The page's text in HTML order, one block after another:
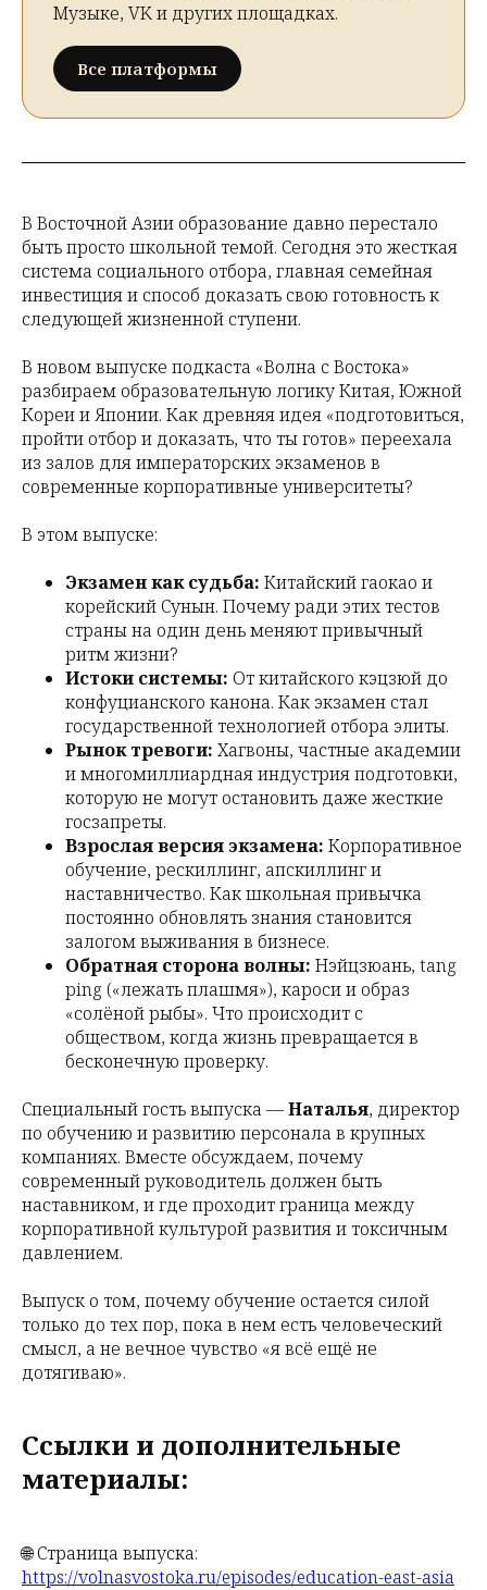
Музыке, VK и других площадках.
Все платформы
В Восточной Азии образование давно перестало
быть просто школьной темой. Сегодня это жесткая
система социального отбора, главная семейная
инвестиция и способ доказать свою готовность к
следующей жизненной ступени.
В новом выпуске подкаста «Волна с Востока»
разбираем образовательную логику Китая, Южной
Кореи и Японии. Как древняя идея «подготовиться,
пройти отбор и доказать, что ты готов» переехала
из залов для императорских экзаменов в
современные корпоративные университеты?
В этом выпуске:
Экзамен как судьба: Китайский гаокао и
корейский Сунын. Почему ради этих тестов
страны на один день меняют привычный
ритм жизни?
Истоки системы: От китайского кэцзюй до
конфуцианского канона. Как экзамен стал
государственной технологией отбора элиты.
Рынок тревоги: Хагвоны, частные академии
и многомиллиардная индустрия подготовки,
которую не могут остановить даже жесткие
госзапреты.
Взрослая версия экзамена: Корпоративное
обучение, рескиллинг, апскиллинг и
наставничество. Как школьная привычка
постоянно обновлять знания становится
залогом выживания в бизнесе.
Обратная сторона волны: Нэйцзюань, tang
ping («лежать плашмя»), кароси и образ
«солёной рыбы». Что происходит с
обществом, когда жизнь превращается в
бесконечную проверку.
Специальный гость выпуска —Наталья, директор
по обучению и развитию персонала в крупных
компаниях. Вместе обсуждаем, почему
современный руководитель должен быть
наставником, и где проходит граница между
корпоративной культурой развития и токсичным
давлением.
Выпуск о том, почему обучение остается силой
только до тех пор, пока в нем есть человеческий
смысл, а не вечное чувство «я всё ещё не
дотягиваю».
Ссылки и дополнительные
материалы:
🌐 Страница выпуска:
https://volnasvostoka.ru/episodes/education-east-asia